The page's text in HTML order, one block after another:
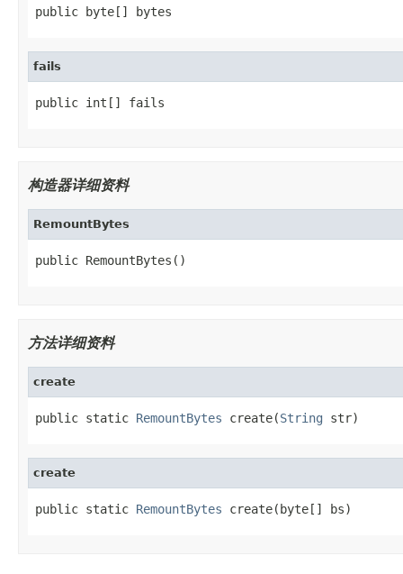
public byte[] bytes
fails
public int[] fails
构造器详细资料
RemountBytes
public RemountBytes()
方法详细资料
create
public static RemountBytes create(String str)
create
public static RemountBytes create(byte[] bs)